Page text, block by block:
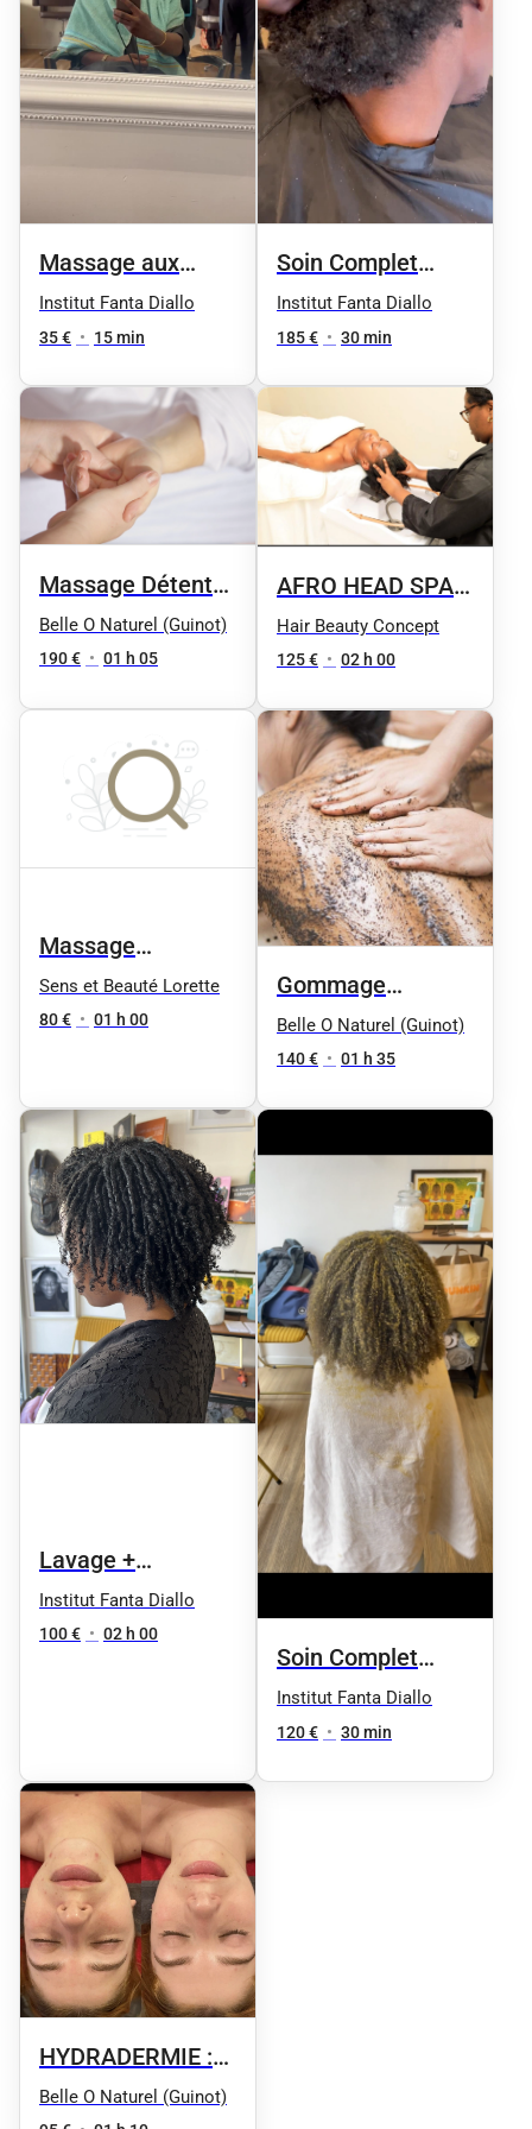
Massage aux
Huilles
Essentielles
Institut Fanta Diallo
35 € • 15 min
Soin Complet
Chebe
Institut Fanta Diallo
185 € • 30 min
Massage Détente
en Duo Mère et
enfant de 6 à 12
Belle O Naturel (Guinot)
190 € • 01 h 05
AFRO HEAD SPA
DETOX LOCKS
Hair Beauty Concept
125 € • 02 h 00
Massage
californien 1h
Sens et Beauté Lorette
80 € • 01 h 00
Gommage
Douceur &
massage
Huiles Précieuses
Belle O Naturel (Guinot)
140 € • 01 h 35
Lavage +
Massage +
Coiffure
Institut Fanta Diallo
100 € • 02 h 00
Soin Complet
Enfant
Institut Fanta Diallo
120 € • 30 min
HYDRADERMIE :
Soin de beauté
Belle O Naturel (Guinot)